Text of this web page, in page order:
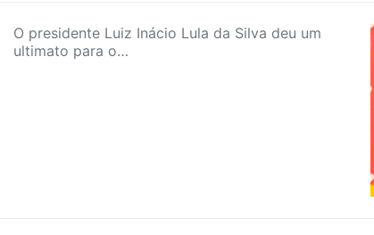
O presidente Luiz Inácio Lula da Silva deu um
ultimato para o…